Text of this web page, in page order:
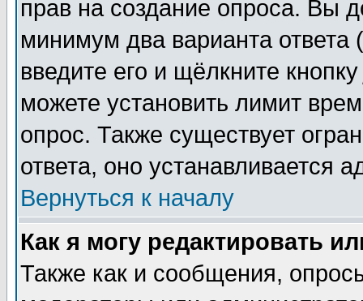
прав на создание опроса. Вы
минимум два варианта ответа
введите его и щёлкните
можете установить лимит
опрос. Также существует
ответа, оно устанавливается
Вернуться к началу
Как я могу редактировать
Также как и сообщения,